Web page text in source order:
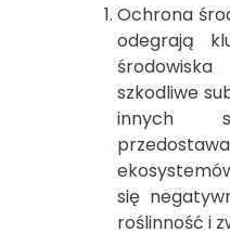
Ochrona
odegrają
szkodliwe
innych
się
roślinność i